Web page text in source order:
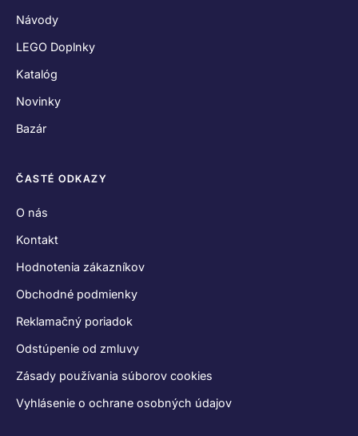
Návody
LEGO Doplnky
Katalóg
Novinky
Bazár
ČASTÉ ODKAZY
O nás
Kontakt
Hodnotenia zákazníkov
Obchodné podmienky
Reklamačný poriadok
Odstúpenie od zmluvy
Zásady používania súborov cookies
Vyhlásenie o ochrane osobných údajov